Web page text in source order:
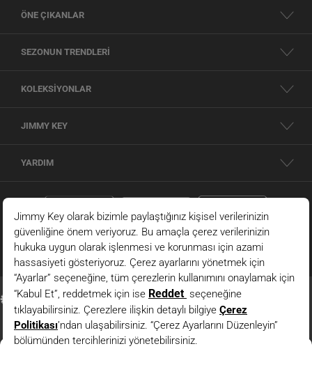
ÖNE ÇIKANLAR
SEZONUN TRENDLERİ
KOLEKSİYONLAR
JIMMY KEY
YARDIM